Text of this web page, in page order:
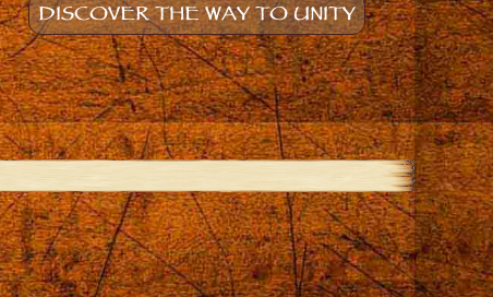
DISCOVER THE WAY TO UNITY